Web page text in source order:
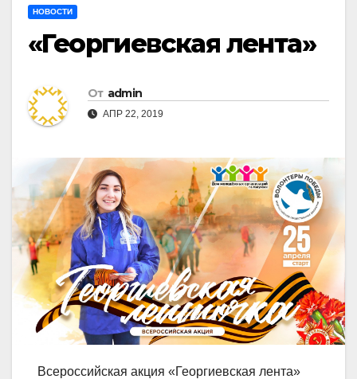
НОВОСТИ
«Георгиевская лента»
От admin
АПР 22, 2019
Всероссийская акция «Георгиевская лента»